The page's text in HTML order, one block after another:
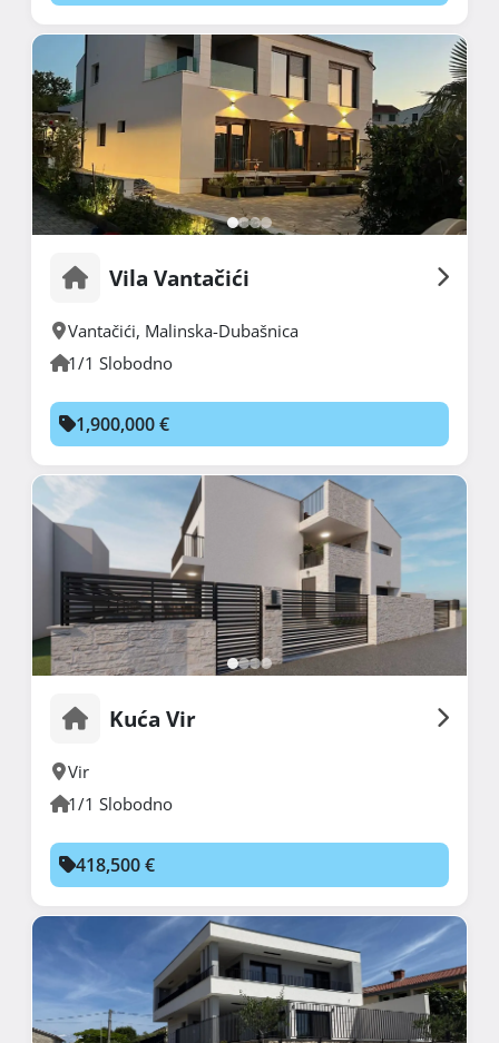
Vila Vantačići
Vantačići, Malinska-Dubašnica
1/1 Slobodno
1,900,000 €
Kuća Vir
Vir
1/1 Slobodno
418,500 €